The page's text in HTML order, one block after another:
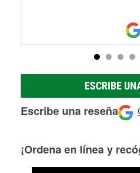
ESCRIBE
Escribe una reseña
¡Ordena en línea y